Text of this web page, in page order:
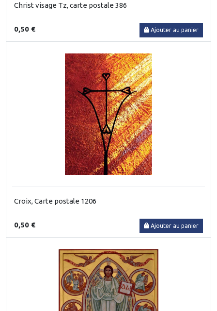
Christ visage Tz, carte postale 386
0,50 € Ajouter au panier
Croix, Carte postale 1206
0,50 € Ajouter au panier